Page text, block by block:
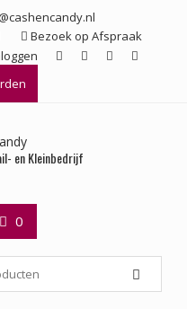
Bezoek op Afspraak
en Kleinbedrijf
0